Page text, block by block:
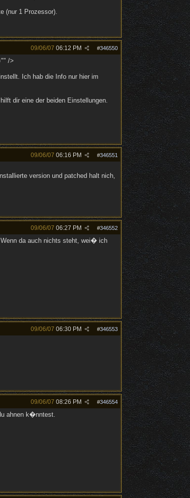
(nur 1 Prozessor).
#346550
09/06/07 06:12 PM
/>
Ich hab die Info nur hier im
dir eine der beiden Einstellungen.
#346551
09/06/07 06:16 PM
version und patched halt nich,
#346552
09/06/07 06:27 PM
da auch nichts steht, wei� ich
#346553
09/06/07 06:30 PM
#346554
09/06/07 08:26 PM
ahnen k�nntest.